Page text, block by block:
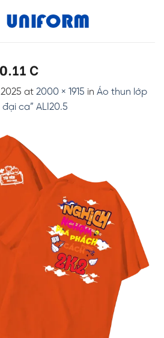
C
at 2000 × 1915 in Áo thun lớp
ca” ALI20.5